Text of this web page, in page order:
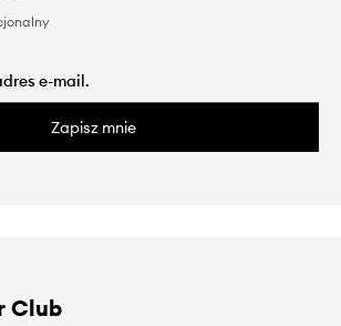
Zapisz mnie
Club